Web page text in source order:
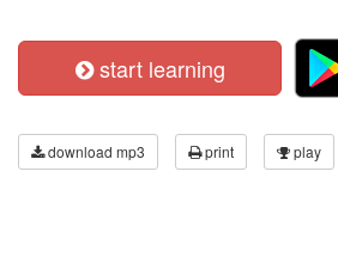
start learning
download mp3 print play